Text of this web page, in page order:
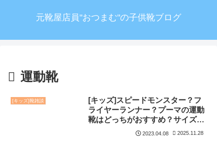
元靴屋店員"おつまむ"の子供靴ブログ
運動靴
[キッズ]靴雑談
[キッズ]スピードモンスター？フ
ライヤーランナー？プーマの運動
靴はどっちがおすすめ？サイズ感
2023.04.08 2025.11.28